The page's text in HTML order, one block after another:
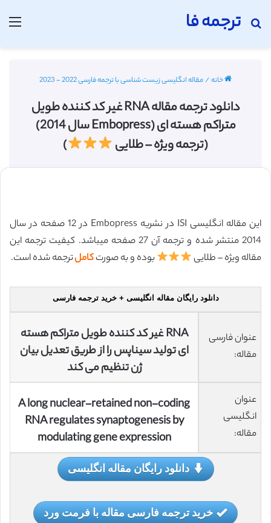
ترجمه فا
جستجو برای
خانه/مقاله انگلیسی زیست شناسی با ترجمه فارسی 2022 - 2023
دانلود ترجمه مقاله RNA غیر کد کننده‌ طویل
متراکم هسته ای (Embopress سال 2014)
(ترجمه ویژه – طلایی
)
این مقاله انگلیسی ISI در نشریه Embopress در 12 صفحه در سال
2014 منتشر شده و ترجمه آن 27 صفحه میباشد. کیفیت ترجمه این
مقاله ویژه – طلایی
بوده و به صورتکاملترجمه شده است.
دانلود رایگان مقاله انگلیسی + خرید ترجمه فارسی
عنوان فارسی
مقاله:
RNA غیر کد کننده‌ طویل متراکم هسته
ای تولید سیناپس را از طریق تعدیل بیان
ژن تنظیم می کند
عنوان
انگلیسی
مقاله:
A long nuclear-retained non-coding
RNA regulates synaptogenesis by
modulating gene expression
دانلود رایگان مقاله انگلیسی
خرید ترجمه فارسی مقاله با فرمت ورد